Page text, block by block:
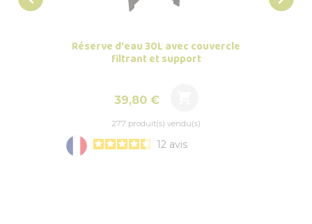
Réserve d'eau 30L avec couvercle
filtrant et support
Prix
39,80 €
277 produit(s) vendu(s)
12 avis